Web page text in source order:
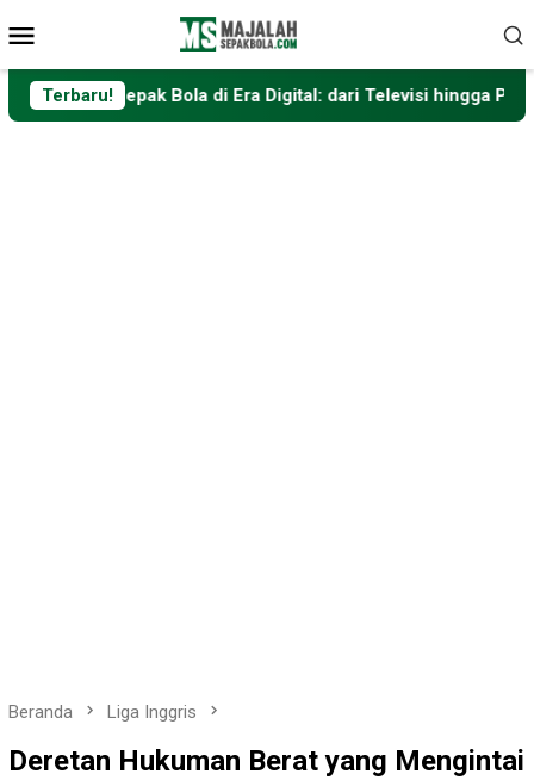
ke
kontenMobile
Terbaru!
Bola di Era Digital: dari Televisi hingga Platform Streaming
Beranda Liga Inggris
Deretan Hukuman Berat yang Mengintai